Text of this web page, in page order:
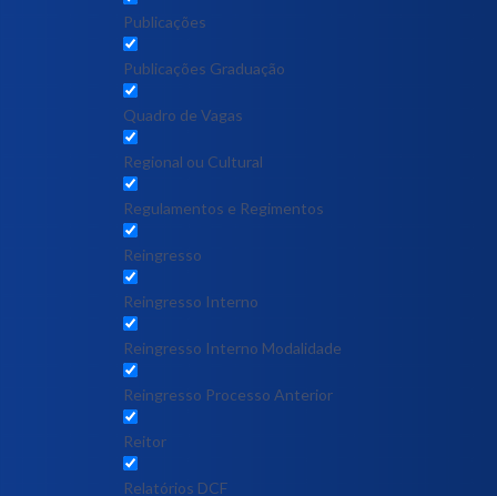
Publicações
Publicações Graduação
Quadro de Vagas
Regional ou Cultural
Regulamentos e Regimentos
Reingresso
Reingresso Interno
Reingresso Interno Modalidade
Reingresso Processo Anterior
Reitor
Relatórios DCF